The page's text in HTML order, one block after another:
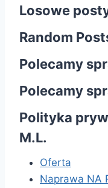
Losowe
Random
Polecamy
Polecamy
Polityka
M.L.
Oferta
Naprawa NA